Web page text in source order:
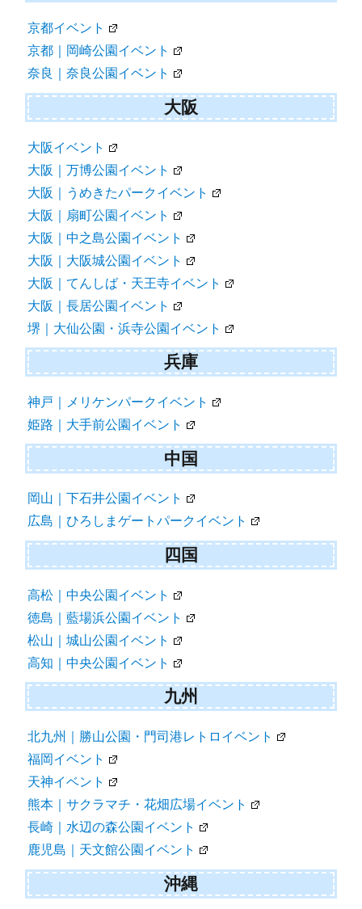
京都イベント
京都｜岡崎公園イベント
奈良｜奈良公園イベント
大阪
大阪イベント
大阪｜万博公園イベント
大阪｜うめきたパークイベント
大阪｜扇町公園イベント
大阪｜中之島公園イベント
大阪｜大阪城公園イベント
大阪｜てんしば・天王寺イベント
大阪｜長居公園イベント
堺｜大仙公園・浜寺公園イベント
兵庫
神戸｜メリケンパークイベント
姫路｜大手前公園イベント
中国
岡山｜下石井公園イベント
広島｜ひろしまゲートパークイベント
四国
高松｜中央公園イベント
徳島｜藍場浜公園イベント
松山｜城山公園イベント
高知｜中央公園イベント
九州
北九州｜勝山公園・門司港レトロイベント
福岡イベント
天神イベント
熊本｜サクラマチ・花畑広場イベント
長崎｜水辺の森公園イベント
鹿児島｜天文館公園イベント
沖縄